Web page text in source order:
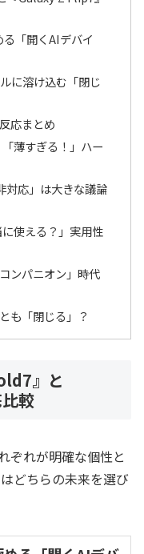
「開くAIデバイ
に溶け込む「閉じ
応まとめ
薄すぎる！」ハー
対応」は大きな議論
使える？」実用性
ンパニオン」時代
も「閉じる」？
』と
較
ぞれが明確な個性と
どちらの未来を選び